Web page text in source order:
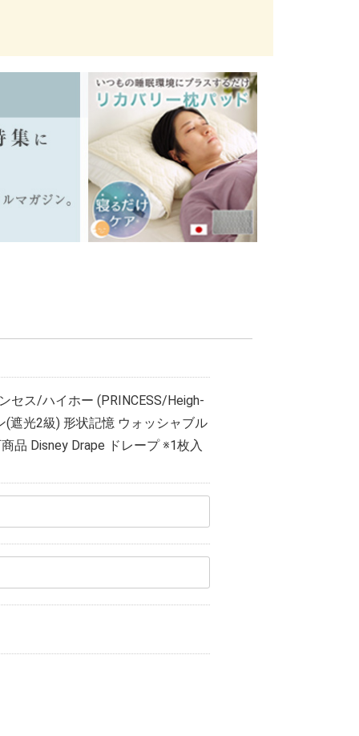
セス/ハイホー (PRINCESS/Heigh-
遮光2級) 形状記憶 ウォッシャブル
品 Disney Drape ドレープ ※1枚入